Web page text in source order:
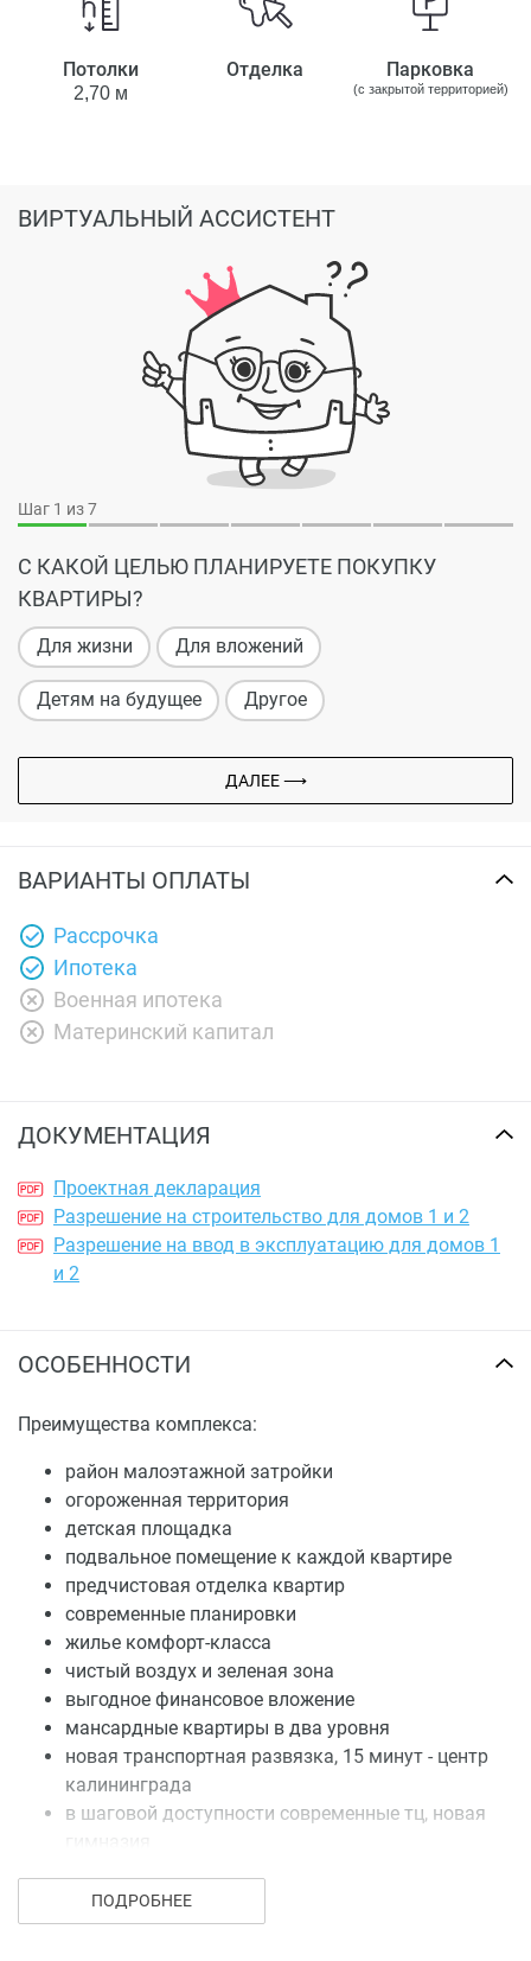
Потолки
2,70 м
Отделка Парковка
(с закрытой территорией)
Шаг 1 из 7
С КАКОЙ ЦЕЛЬЮ ПЛАНИРУЕТЕ ПОКУПКУ
КВАРТИРЫ?
Для жизни Для вложений
Детям на будущее Другое
ДАЛЕЕ ⟶
ВИРТУАЛЬНЫЙ АССИСТЕНТ
ВАРИАНТЫ ОПЛАТЫ
Рассрочка
Ипотека
Военная ипотека
Материнский капитал
ДОКУМЕНТАЦИЯ
Проектная декларация
Разрешение на строительство для домов 1 и 2
Разрешение на ввод в эксплуатацию для домов 1
и 2
ОСОБЕННОСТИ
Преимущества комплекса:
район малоэтажной затройки
огороженная территория
детская площадка
подвальное помещение к каждой квартире
предчистовая отделка квартир
современные планировки
жилье комфорт-класса
чистый воздух и зеленая зона
выгодное финансовое вложение
мансардные квартиры в два уровня
новая транспортная развязка, 15 минут - центр
калининграда
в шаговой доступности современные тц, новая
ПОДРОБНЕЕ